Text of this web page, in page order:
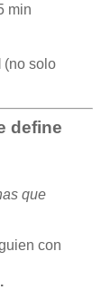
min
(no solo
define
que
con